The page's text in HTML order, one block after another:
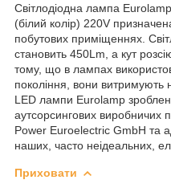
Світлодіодна лампа
(білий колір) 220V
побутових приміщеннях.
становить 450Lm, а кут
тому, що в лампах
покоління, вони витримують
LED лампи Eurolamp
аутсорсингових виробничих
Power Euroelectric GmbH та
наших, часто неідеальних,
Приховати